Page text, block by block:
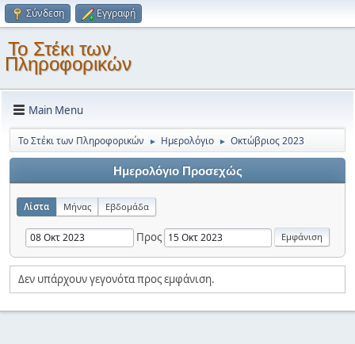
Σύνδεση Εγγραφή
Το Στέκι των
Πληροφορικών
Main Menu
Το Στέκι των Πληροφορικών ► Ημερολόγιο ► Οκτώβριος 2023
Ημερολόγιο Προσεχώς
Λίστα Μήνας Εβδομάδα
Προς
Δεν υπάρχουν γεγονότα προς εμφάνιση.